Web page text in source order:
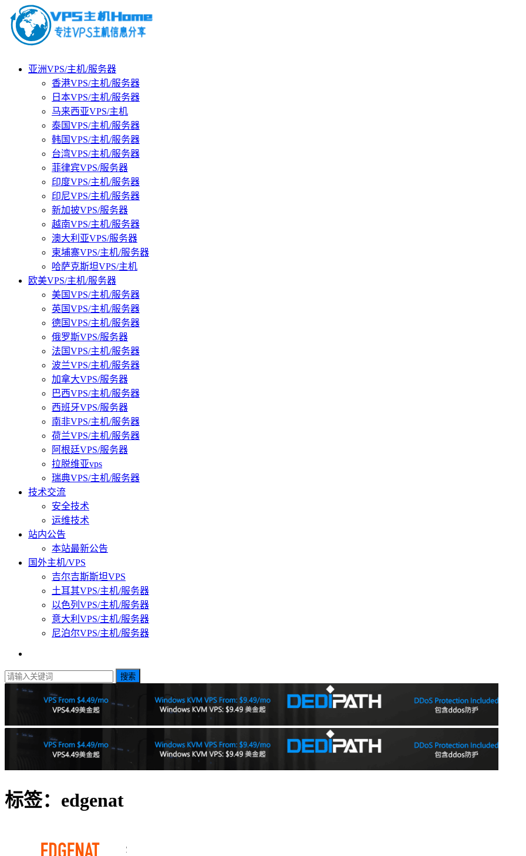
亚洲VPS/主机/服务器
香港VPS/主机/服务器
日本VPS/主机/服务器
马来西亚VPS/主机
泰国VPS/主机/服务器
韩国VPS/主机/服务器
台湾VPS/主机/服务器
菲律宾VPS/服务器
印度VPS/主机/服务器
印尼VPS/主机/服务器
新加披VPS/服务器
越南VPS/主机/服务器
澳大利亚VPS/服务器
柬埔寨VPS/主机/服务器
哈萨克斯坦VPS/主机
欧美VPS/主机/服务器
美国VPS/主机/服务器
英国VPS/主机/服务器
德国VPS/主机/服务器
俄罗斯VPS/服务器
法国VPS/主机/服务器
波兰VPS/主机/服务器
加拿大VPS/服务器
巴西VPS/主机/服务器
西班牙VPS/服务器
南非VPS/主机/服务器
荷兰VPS/主机/服务器
阿根廷VPS/服务器
拉脱维亚vps
瑞典VPS/主机/服务器
技术交流
安全技术
运维技术
站内公告
本站最新公告
国外主机/VPS
吉尔吉斯斯坦VPS
土耳其VPS/主机/服务器
以色列VPS/主机/服务器
意大利VPS/主机/服务器
尼泊尔VPS/主机/服务器
搜索
标签：edgenat